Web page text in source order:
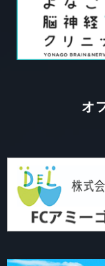
オ